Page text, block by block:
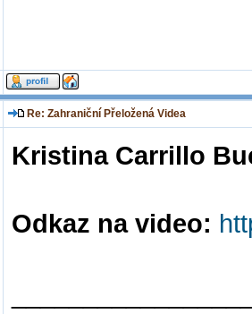
Re: Zahraniční Přeložená Videa
Kristina Carrillo
Odkaz na video: